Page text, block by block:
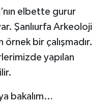
elbette gurur
Şanlıurfa Arkeoloji
bir çalışmadır.
yapılan
bakalım…